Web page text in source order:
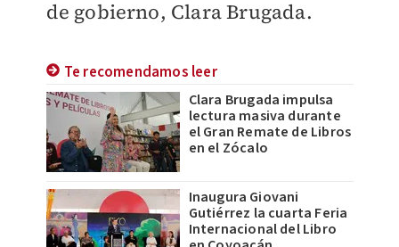
de gobierno, Clara Brugada.
Te recomendamos leer
Clara Brugada impulsa
lectura masiva durante
el Gran Remate de Libros
en el Zócalo
Inaugura Giovani
Gutiérrez la cuarta Feria
Internacional del Libro